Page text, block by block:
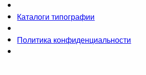
Каталоги типографии
Политика конфиденциальности